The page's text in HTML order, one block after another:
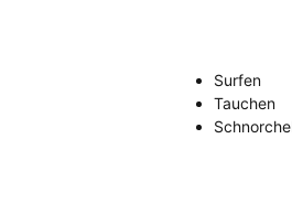
Surfen
Tauchen